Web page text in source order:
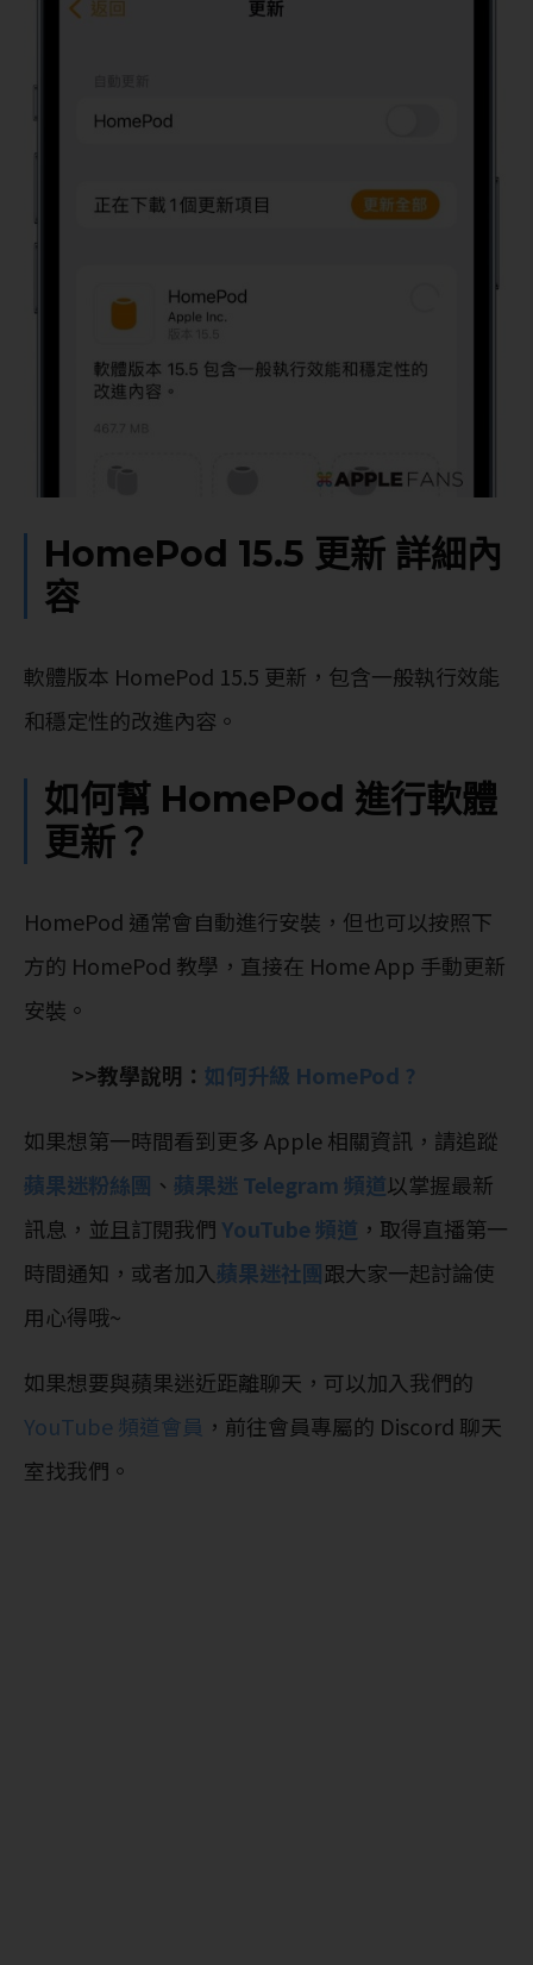
HomePod 15.5 更新 詳細內
容
軟體版本 HomePod 15.5 更新，包含一般執行效能
和穩定性的改進內容。
如何幫 HomePod 進行軟體
更新？
‌‌‌‌‌‌‌‌‌HomePod‌‌‌‌‌‌‌‌‌‌‌ 通常會自動進行安裝，但也可以按照下
方的 HomePod‌‌ 教學，直接在 Home App 手動更新
安裝。
>>教學說明： 如何升級 HomePod ?
如果想第一時間看到更多 Apple 相關資訊，請追蹤
蘋果迷粉絲團 、 蘋果迷 Telegram 頻道以掌握最新
訊息，並且訂閱我們YouTube 頻道 ，取得直播第一
時間通知，或者加入蘋果迷社團跟大家一起討論使
用心得哦~
如果想要與蘋果迷近距離聊天，可以加入我們的
YouTube 頻道會員 ，前往會員專屬的 Discord 聊天
室找我們。